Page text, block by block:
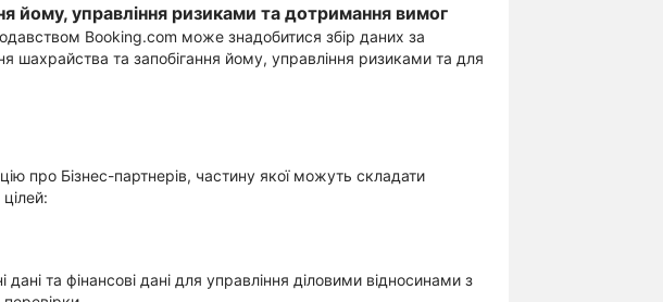
йому, управління ризиками та дотримання вимог
Booking.com може знадобитися збір даних за
шахрайства та запобігання йому, управління ризиками та для
про Бізнес-партнерів, частину якої можуть складати
та фінансові дані для управління діловими відносинами з